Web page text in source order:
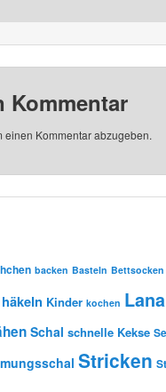
Kommentar
einen Kommentar abzugeben.
backen Basteln Bettsocken
häkeln Kinder kochen
Schal schnelle Kekse
Stricken